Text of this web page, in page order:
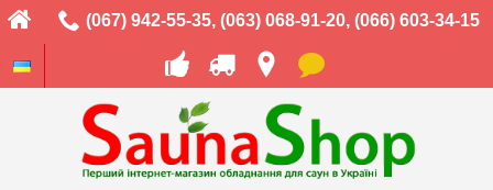
(067) 942-55-35, (063) 068-91-20, (066) 603-34-15